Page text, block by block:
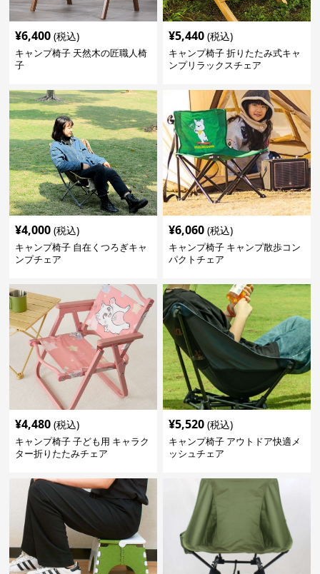
¥6,400 (税込)
キャンプ椅子 天然木の匠職人椅
子
¥5,440 (税込)
キャンプ椅子 折りたたみ式キャ
ンプリラックスチェア
¥4,000 (税込)
キャンプ椅子 自在くつろぎキャ
ンプチェア
¥6,060 (税込)
キャンプ椅子 キャンプ散歩コン
パクトチェア
¥4,480 (税込)
キャンプ椅子 子ども用 キャラク
ター折りたたみチェア
¥5,520 (税込)
キャンプ椅子 アウトドア快適メ
ッシュチェア